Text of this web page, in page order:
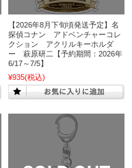
【2026年8月下旬頃発送予定】名
探偵コナン アドベンチャーコレ
クション アクリルキーホルダ
ー 萩原研二【予約期間：2026年
6/17～7/5】
¥935(税込)